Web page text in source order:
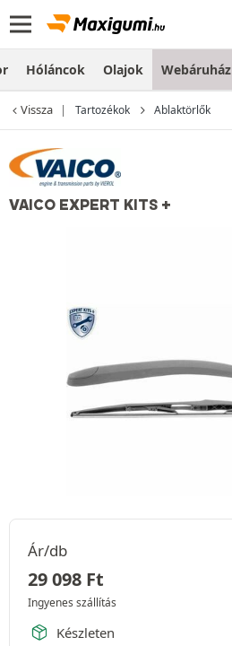
Hóláncok Olajok Webáruház
Vissza Tartozékok Ablaktörlők
VAICO EXPERT KITS +
Ár/db
29 098 Ft
Ingyenes szállítás
Készleten